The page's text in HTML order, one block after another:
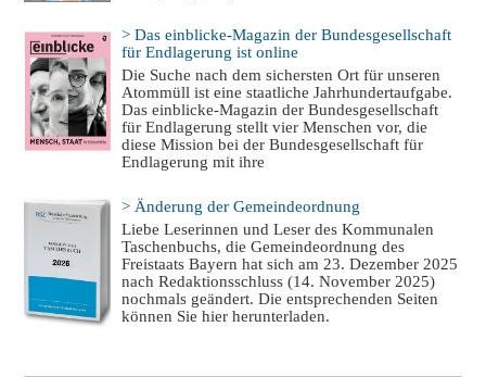
> Das einblicke-Magazin der Bundesgesellschaft
für Endlagerung ist online
Die Suche nach dem sichersten Ort für unseren
Atommüll ist eine staatliche Jahrhundertaufgabe.
Das einblicke-Magazin der Bundesgesellschaft
für Endlagerung stellt vier Menschen vor, die
diese Mission bei der Bundesgesellschaft für
Endlagerung mit ihre
> Änderung der Gemeindeordnung
Liebe Leserinnen und Leser des Kommunalen
Taschenbuchs, die Gemeindeordnung des
Freistaats Bayern hat sich am 23. Dezember 2025
nach Redaktionsschluss (14. November 2025)
nochmals geändert. Die entsprechenden Seiten
können Sie hier herunterladen.